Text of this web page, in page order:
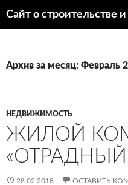
Сайт о строительстве
Архив за месяц: Февраль
НЕДВИЖИМОСТЬ
ЖИЛОЙ
28.02.2018 ОСТАВИТЬ